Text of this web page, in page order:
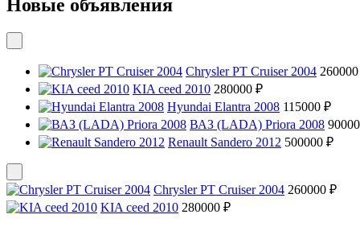
Новые объявления
Chrysler PT Cruiser 2004
KIA ceed 2010 280000 ₽
Hyundai Elantra 2008 115000 ₽
ВАЗ (LADA) Priora 2008
Renault Sandero 2012 500000 ₽
Chrysler PT Cruiser 2004 260000 ₽
KIA ceed 2010 280000 ₽